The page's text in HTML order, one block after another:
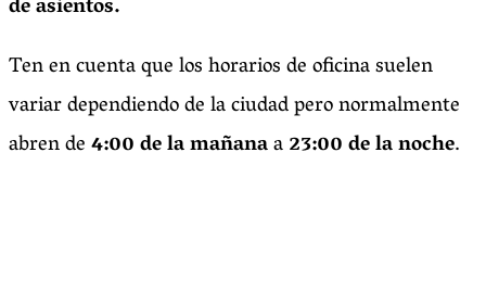
Ten en cuenta que los horarios de oficina suelen
variar dependiendo de la ciudad pero normalmente
abren de4:00 de la mañanaa23:00 de la noche.